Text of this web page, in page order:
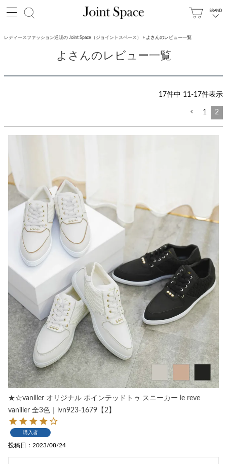
レディースファッション通販の Joint Space（ジョイントスペース） よさんのレビュー一覧
よさんのレビュー一覧
17件中 11-17件表示
1 2
★☆vaniller オリジナル ポインテッドトゥ スニーカー le reve
vaniller 全3色｜lvn923-1679【2】
購入者
投稿日 2023/08/24